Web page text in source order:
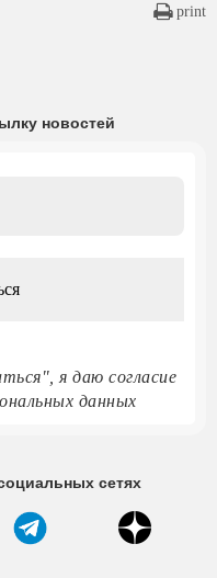
print
новостей
я даю согласие
данных
сетях